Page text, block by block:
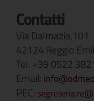
Contatti
Via Dalmazia,101
42124 Reggio
Tel. +39 0522
Email:
PEC: